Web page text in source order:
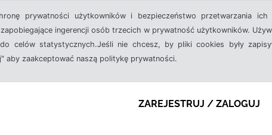
prywatności użytkowników i bezpieczeństwo przetwarzania
ingerencji osób trzecich w prywatność użytkowników.
celów statystycznych.Jeśli nie chcesz, by pliki cookies były
aby zaakceptować naszą politykę prywatności.
ZAREJESTRUJ / ZALOGUJ